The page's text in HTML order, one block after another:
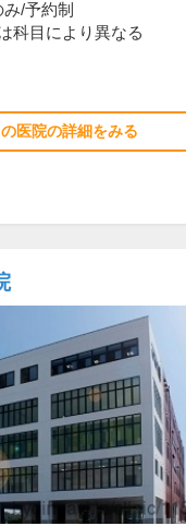
/予約制
科目により異なる
医院の詳細をみる